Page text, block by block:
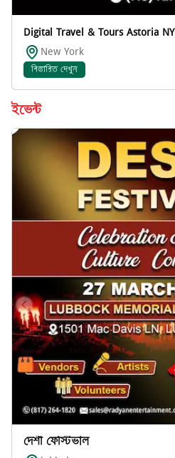
Digital Travel & Tours Astoria NY
New York
বিস্তারিত দেখুন
ইভেন্ট
দেশী ফেস্টিভাল